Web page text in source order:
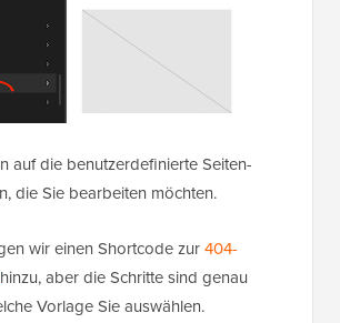
auf die benutzerdefinierte Seiten-
die Sie bearbeiten möchten.
wir einen Shortcode zur404-
hinzu, aber die Schritte sind genau
Vorlage Sie auswählen.